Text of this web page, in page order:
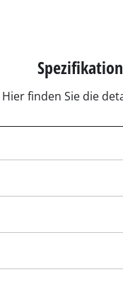
Kettensägen
Kettensägen
finden Sie die